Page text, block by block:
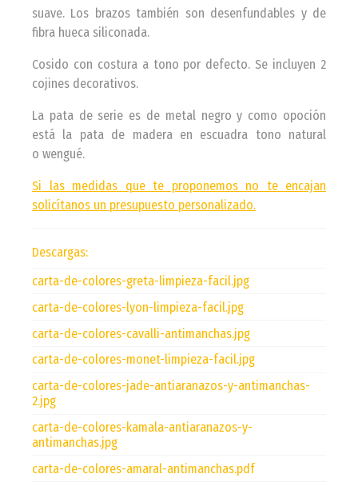
suave. Los brazos también son desenfundables y de
fibra hueca siliconada.
Cosido con costura a tono por defecto. Se incluyen 2
cojines decorativos.
La pata de serie es de metal negro y como opoción
está la pata de madera en escuadra tono natural
o wengué.
Si las medidas que te proponemos no te encajan
solicítanos un presupuesto personalizado.
Descargas:
carta-de-colores-greta-limpieza-facil.jpg
carta-de-colores-lyon-limpieza-facil.jpg
carta-de-colores-cavalli-antimanchas.jpg
carta-de-colores-monet-limpieza-facil.jpg
carta-de-colores-jade-antiaranazos-y-antimanchas-
2.jpg
carta-de-colores-kamala-antiaranazos-y-
antimanchas.jpg
carta-de-colores-amaral-antimanchas.pdf